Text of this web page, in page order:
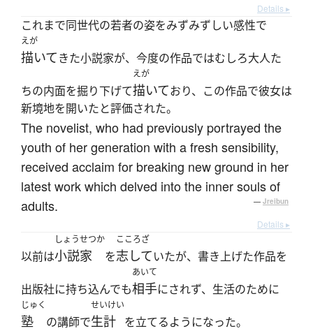
Details ▸
これまで同世代の若者の姿をみずみずしい感性で
えが
描いてきた小説家が、今度の作品ではむしろ大人た
ちの内面を掘り下げて
えが
描いており、この作品で彼女は
新境地を開いたと評価された。
The novelist, who had previously portrayed the
youth of her generation with a fresh sensibility,
received acclaim for breaking new ground in her
latest work which delved into the inner souls of
adults.
— Jreibun
Details ▸
以前は
しょうせつか
小説家 を
こころざ
志していたが、書き上げた作品を
出版社に持ち込んでも
あいて
相手にされず、生活のために
じゅく
塾 の講師で
せいけい
生計 を立てるようになった。